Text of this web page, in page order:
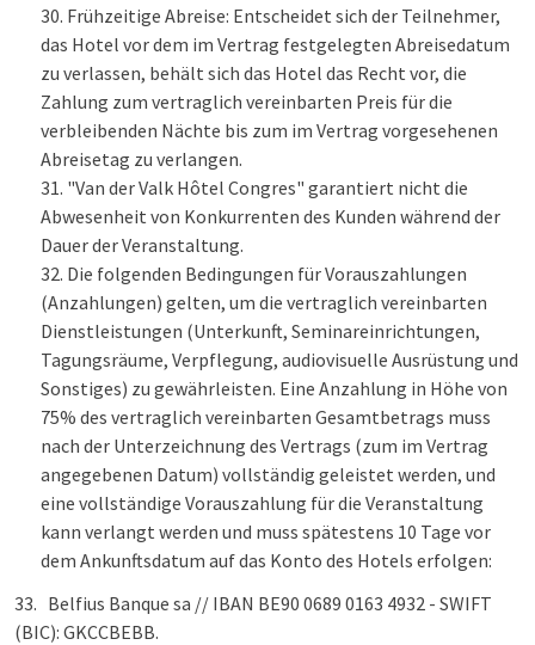
Frühzeitige Abreise: Entscheidet sich der Teilnehmer,
das Hotel vor dem im Vertrag festgelegten Abreisedatum
zu verlassen, behält sich das Hotel das Recht vor, die
Zahlung zum vertraglich vereinbarten Preis für die
verbleibenden Nächte bis zum im Vertrag vorgesehenen
Abreisetag zu verlangen.
"Van der Valk Hôtel Congres" garantiert nicht die
Abwesenheit von Konkurrenten des Kunden während der
Dauer der Veranstaltung.
Die folgenden Bedingungen für Vorauszahlungen
(Anzahlungen) gelten, um die vertraglich vereinbarten
Dienstleistungen (Unterkunft, Seminareinrichtungen,
Tagungsräume, Verpflegung, audiovisuelle Ausrüstung und
Sonstiges) zu gewährleisten. Eine Anzahlung in Höhe von
75% des vertraglich vereinbarten Gesamtbetrags muss
nach der Unterzeichnung des Vertrags (zum im Vertrag
angegebenen Datum) vollständig geleistet werden, und
eine vollständige Vorauszahlung für die Veranstaltung
kann verlangt werden und muss spätestens 10 Tage vor
dem Ankunftsdatum auf das Konto des Hotels erfolgen:
33. Belfius Banque sa // IBAN BE90 0689 0163 4932 - SWIFT
(BIC): GKCCBEBB.